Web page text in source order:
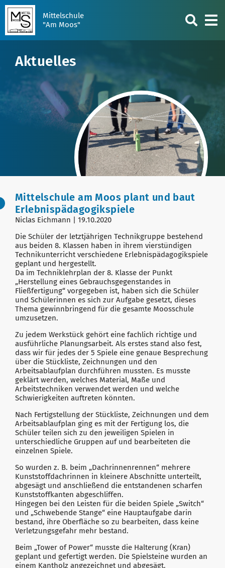
Mittelschule
"Am Moos"
Aktuelles
Mittelschule am Moos plant und baut
Erlebnispädagogikspiele
Niclas Eichmann | 19.10.2020
Die Schüler der letztjährigen Technikgruppe bestehend
aus beiden 8. Klassen haben in ihrem vierstündigen
Technikunterricht verschiedene Erlebnispädagogikspiele
geplant und hergestellt.
Da im Techniklehrplan der 8. Klasse der Punkt
„Herstellung eines Gebrauchsgegenstandes in
Fließfertigung“ vorgegeben ist, haben sich die Schüler
und Schülerinnen es sich zur Aufgabe gesetzt, dieses
Thema gewinnbringend für die gesamte Moosschule
umzusetzen.
Zu jedem Werkstück gehört eine fachlich richtige und
ausführliche Planungsarbeit. Als erstes stand also fest,
dass wir für jedes der 5 Spiele eine genaue Besprechung
über die Stückliste, Zeichnungen und den
Arbeitsablaufplan durchführen mussten. Es musste
geklärt werden, welches Material, Maße und
Arbeitstechniken verwendet werden und welche
Schwierigkeiten auftreten könnten.
Nach Fertigstellung der Stückliste, Zeichnungen und dem
Arbeitsablaufplan ging es mit der Fertigung los, die
Schüler teilen sich zu den jeweiligen Spielen in
unterschiedliche Gruppen auf und bearbeiteten die
einzelnen Spiele.
So wurden z. B. beim „Dachrinnenrennen“ mehrere
Kunststoffdachrinnen in kleinere Abschnitte unterteilt,
abgesägt und anschließend die entstandenen scharfen
Kunststoffkanten abgeschliffen.
Hingegen bei den Leisten für die beiden Spiele „Switch“
und „Schwebende Stange“ eine Hauptaufgabe darin
bestand, ihre Oberfläche so zu bearbeiten, dass keine
Verletzungsgefahr mehr bestand.
Beim „Tower of Power“ musste die Halterung (Kran)
geplant und gefertigt werden. Die Spielsteine wurden an
einem Kantholz angezeichnet und abgesägt.